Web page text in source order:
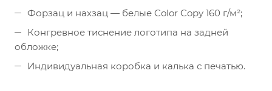
Форзац и нахзац — белые Color Copy 160 г/м²;
Конгревное тиснение логотипа на задней
обложке;
Индивидуальная коробка и калька с печатью.